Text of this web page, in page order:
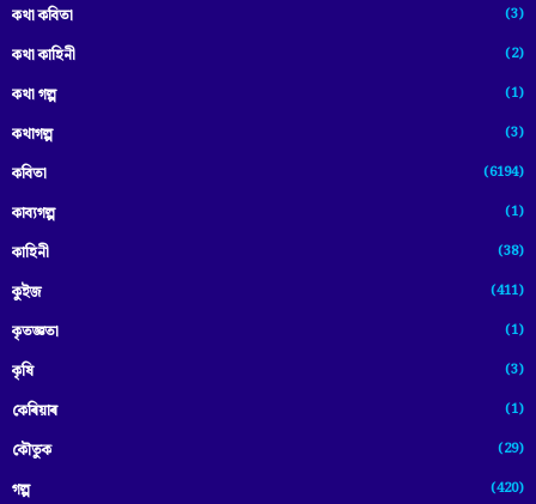
কথা কবিতা (3)
কথা কাহিনী (2)
কথা গল্প (1)
কথাগল্প (3)
কবিতা (6194)
কাব্যগল্প (1)
কাহিনী (38)
কুইজ (411)
কৃতজ্ঞতা (1)
কৃষি (3)
কেৰিয়াৰ (1)
কৌতুক (29)
গল্প (420)